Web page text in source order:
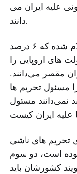
علیه ایران می
دانند.
همچنین در این گزارش اعلام شده که ۶ درصد
های اروپایی را
مقصر می‌دانند.
را مسئول تحریم ها
نمی‌دانند مسئول
تحریم های ناشی
بوده است، دو سوم
درصد) می گویند کشورشان باید